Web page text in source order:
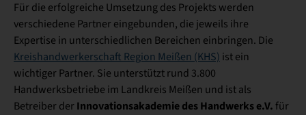
Für die erfolgreiche Umsetzung des Projekts werden
verschiedene Partner eingebunden, die jeweils ihre
Expertise in unterschiedlichen Bereichen einbringen. Die
Kreishandwerkerschaft Region Meißen (KHS) ist ein
wichtiger Partner. Sie unterstützt rund 3.800
Handwerksbetriebe im Landkreis Meißen und ist als
Betreiber der Innovationsakademie des Handwerks e.V. für